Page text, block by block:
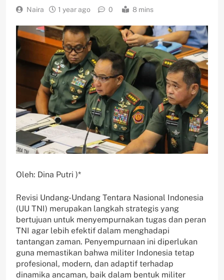
Naira 1 year ago 0 8 mins
Oleh: Dina Putri )*
Revisi Undang-Undang Tentara Nasional Indonesia
(UU TNI) merupakan langkah strategis yang
bertujuan untuk menyempurnakan tugas dan peran
TNI agar lebih efektif dalam menghadapi
tantangan zaman. Penyempurnaan ini diperlukan
guna memastikan bahwa militer Indonesia tetap
profesional, modern, dan adaptif terhadap
dinamika ancaman, baik dalam bentuk militer